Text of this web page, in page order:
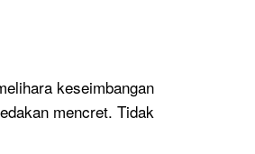
keseimbangan
mencret. Tidak